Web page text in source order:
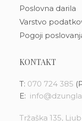
Poslovna darila
Varstvo
Pogoji
KONTAKT
T: 070 724 385
E:
Tržaška 135,